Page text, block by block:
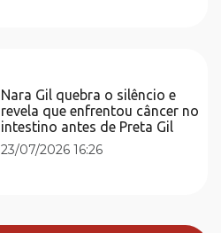
Nara Gil quebra o silêncio e
revela que enfrentou câncer no
intestino antes de Preta Gil
23/07/2026 16:26